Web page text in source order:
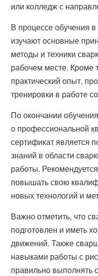
или колледж с
В процессе обучения
изучают основные
методы и техники
рабочем месте. Кроме
практический опыт,
тренировки в работе
По окончании
о профессиональной
сертификат является
знаний в области
работы.
повышать свою
новых технологий и
Важно отметить, что
подготовлен и иметь
движений. Также
навыками работы с
правильно выполнять